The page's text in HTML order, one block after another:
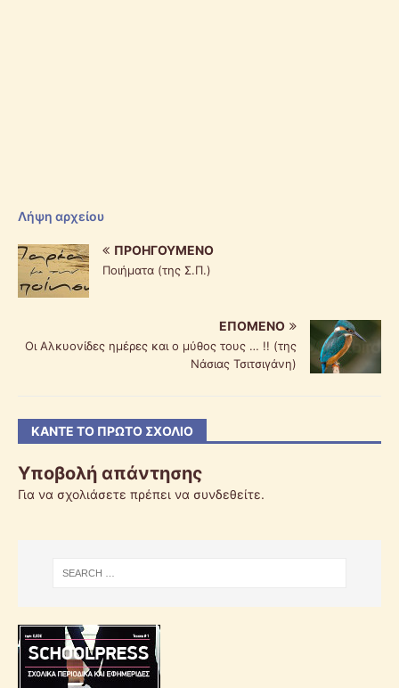
Λήψη αρχείου
ΠΡΟΗΓΟΎΜΕΝΟ
Ποιήματα (της Σ.Π.)
ΕΠΌΜΕΝΟ
Οι Αλκυονίδες ημέρες και ο μύθος τους … !! (της
Νάσιας Τσιτσιγάνη)
ΚΆΝΤΕ ΤΟ ΠΡΏΤΟ ΣΧΌΛΙΟ
Υποβολή απάντησης
Για να σχολιάσετε πρέπει να συνδεθείτε.